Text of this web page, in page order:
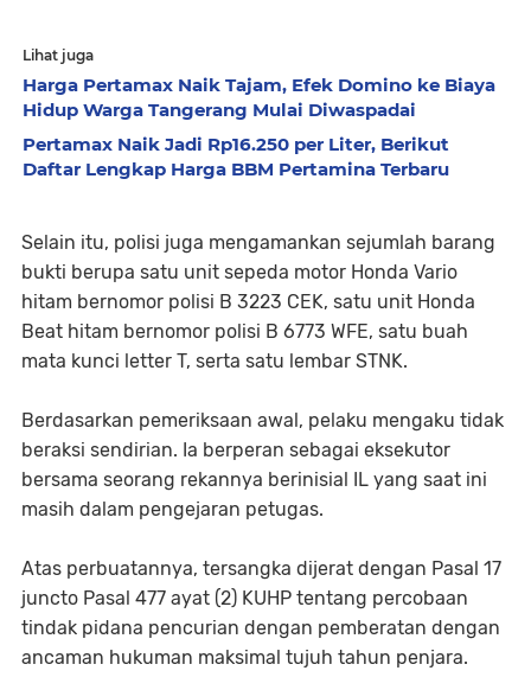
Lihat juga
Harga Pertamax Naik Tajam, Efek Domino ke Biaya
Hidup Warga Tangerang Mulai Diwaspadai
Pertamax Naik Jadi Rp16.250 per Liter, Berikut
Daftar Lengkap Harga BBM Pertamina Terbaru
Selain itu, polisi juga mengamankan sejumlah barang
bukti berupa satu unit sepeda motor Honda Vario
hitam bernomor polisi B 3223 CEK, satu unit Honda
Beat hitam bernomor polisi B 6773 WFE, satu buah
mata kunci letter T, serta satu lembar STNK.
Berdasarkan pemeriksaan awal, pelaku mengaku tidak
beraksi sendirian. Ia berperan sebagai eksekutor
bersama seorang rekannya berinisial IL yang saat ini
masih dalam pengejaran petugas.
Atas perbuatannya, tersangka dijerat dengan Pasal 17
juncto Pasal 477 ayat (2) KUHP tentang percobaan
tindak pidana pencurian dengan pemberatan dengan
ancaman hukuman maksimal tujuh tahun penjara.